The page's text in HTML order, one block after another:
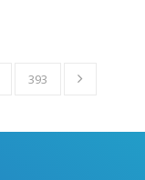
393